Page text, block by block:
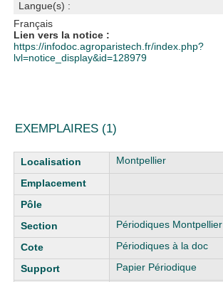
Langue(s) :
Français
Lien vers la notice :
https://infodoc.agroparistech.fr/index.php?
lvl=notice_display&id=128979
EXEMPLAIRES (1)
Liste des exemplaires Montpellier
Périodiques Montpellier
Périodiques à la doc
Papier Périodique